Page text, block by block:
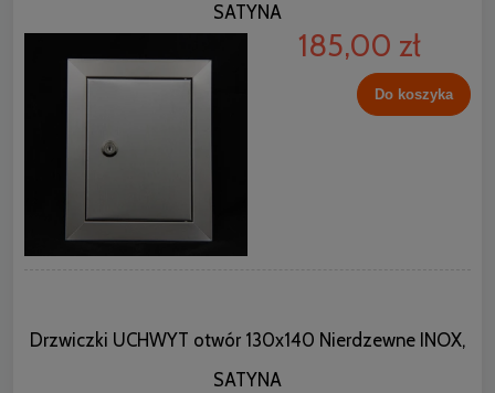
SATYNA
185,00 zł
Do koszyka
Drzwiczki UCHWYT otwór 130x140 Nierdzewne INOX,
SATYNA